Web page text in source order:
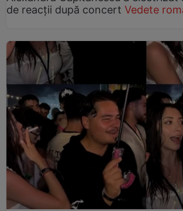
de reacții după concert Vedete